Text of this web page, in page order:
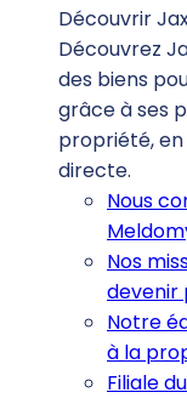
Découvrir
Découvrez
des biens
grâce à ses
propriété,
directe.
Nous
Nos
devenir
Notre
à la
Filiale